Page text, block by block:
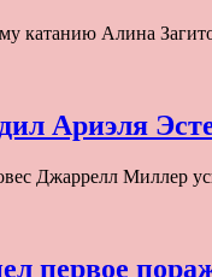
катанию Алина
Ариэля
Джаррелл Миллер
первое